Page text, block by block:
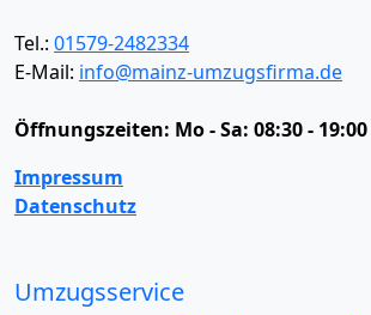
Tel.: 01579-2482334
E-Mail: info@mainz-umzugsfirma.de
Öffnungszeiten: Mo - Sa: 08:30 -
Impressum
Datenschutz
Umzugsservice